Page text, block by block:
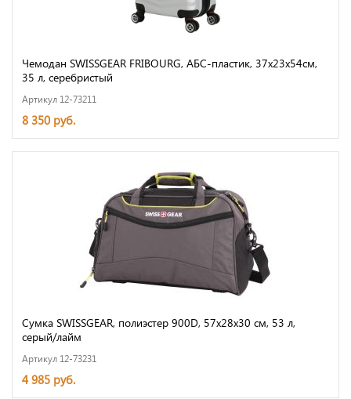
Чемодан SWISSGEAR FRIBOURG, АБС-пластик, 37x23x54см,
35 л, серебристый
Артикул 12-73211
8 350 руб.
Сумка SWISSGEAR, полиэстер 900D, 57х28х30 см, 53 л,
серый/лайм
Артикул 12-73231
4 985 руб.